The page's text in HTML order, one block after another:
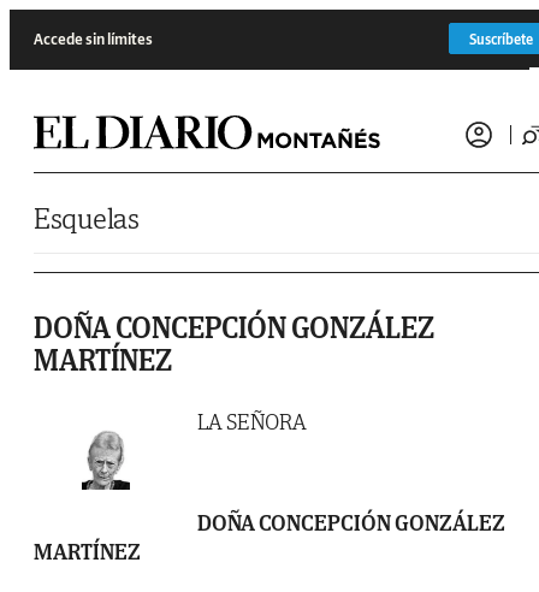
Accede sin límites Suscríbete
Esquelas
DOÑA CONCEPCIÓN GONZÁLEZ
MARTÍNEZ
LA SEÑORA
DOÑA CONCEPCIÓN GONZÁLEZ
MARTÍNEZ